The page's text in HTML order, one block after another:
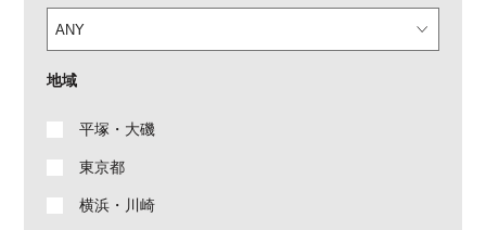
地域
平塚・大磯
東京都
横浜・川崎